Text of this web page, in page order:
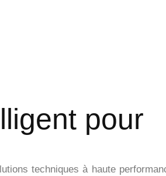
pour
techniques à haute